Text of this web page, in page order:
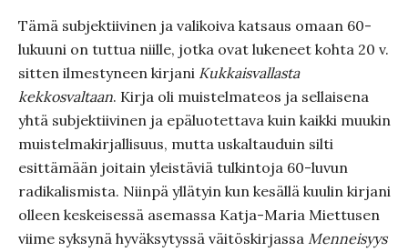
Tämä subjektiivinen ja valikoiva katsaus omaan 60-
lukuuni on tuttua niille, jotka ovat lukeneet kohta 20 v.
sitten ilmestyneen kirjani Kukkaisvallasta
kekkosvaltaan. Kirja oli muistelmateos ja sellaisena
yhtä subjektiivinen ja epäluotettava kuin kaikki muukin
muistelmakirjallisuus, mutta uskaltauduin silti
esittämään joitain yleistäviä tulkintoja 60-luvun
radikalismista. Niinpä yllätyin kun kesällä kuulin kirjani
olleen keskeisessä asemassa Katja-Maria Miettusen
viime syksynä hyväksytyssä väitöskirjassa Menneisyys